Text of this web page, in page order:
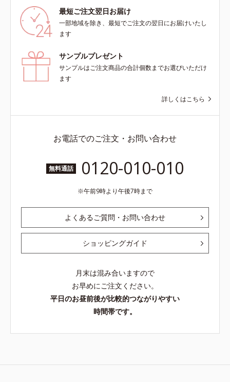
最短ご注文翌日お届け
一部地域を除き、最短でご注文の翌日にお届けいたし
ます
サンプルプレゼント
サンプルはご注文商品の合計個数までお選びいただけ
ます
詳しくはこちら
お電話でのご注文・お問い合わせ
無料通話 0120-010-010
午前9時より午後7時まで
よくあるご質問・お問い合わせ
ショッピングガイド
月末は混み合いますので
お早めにご注文ください。
平日のお昼前後が比較的つながりやすい
時間帯です。